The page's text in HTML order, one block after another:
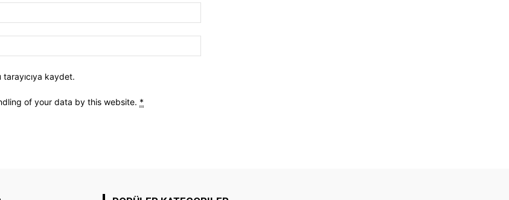
kaydet.
of your data by this website. *